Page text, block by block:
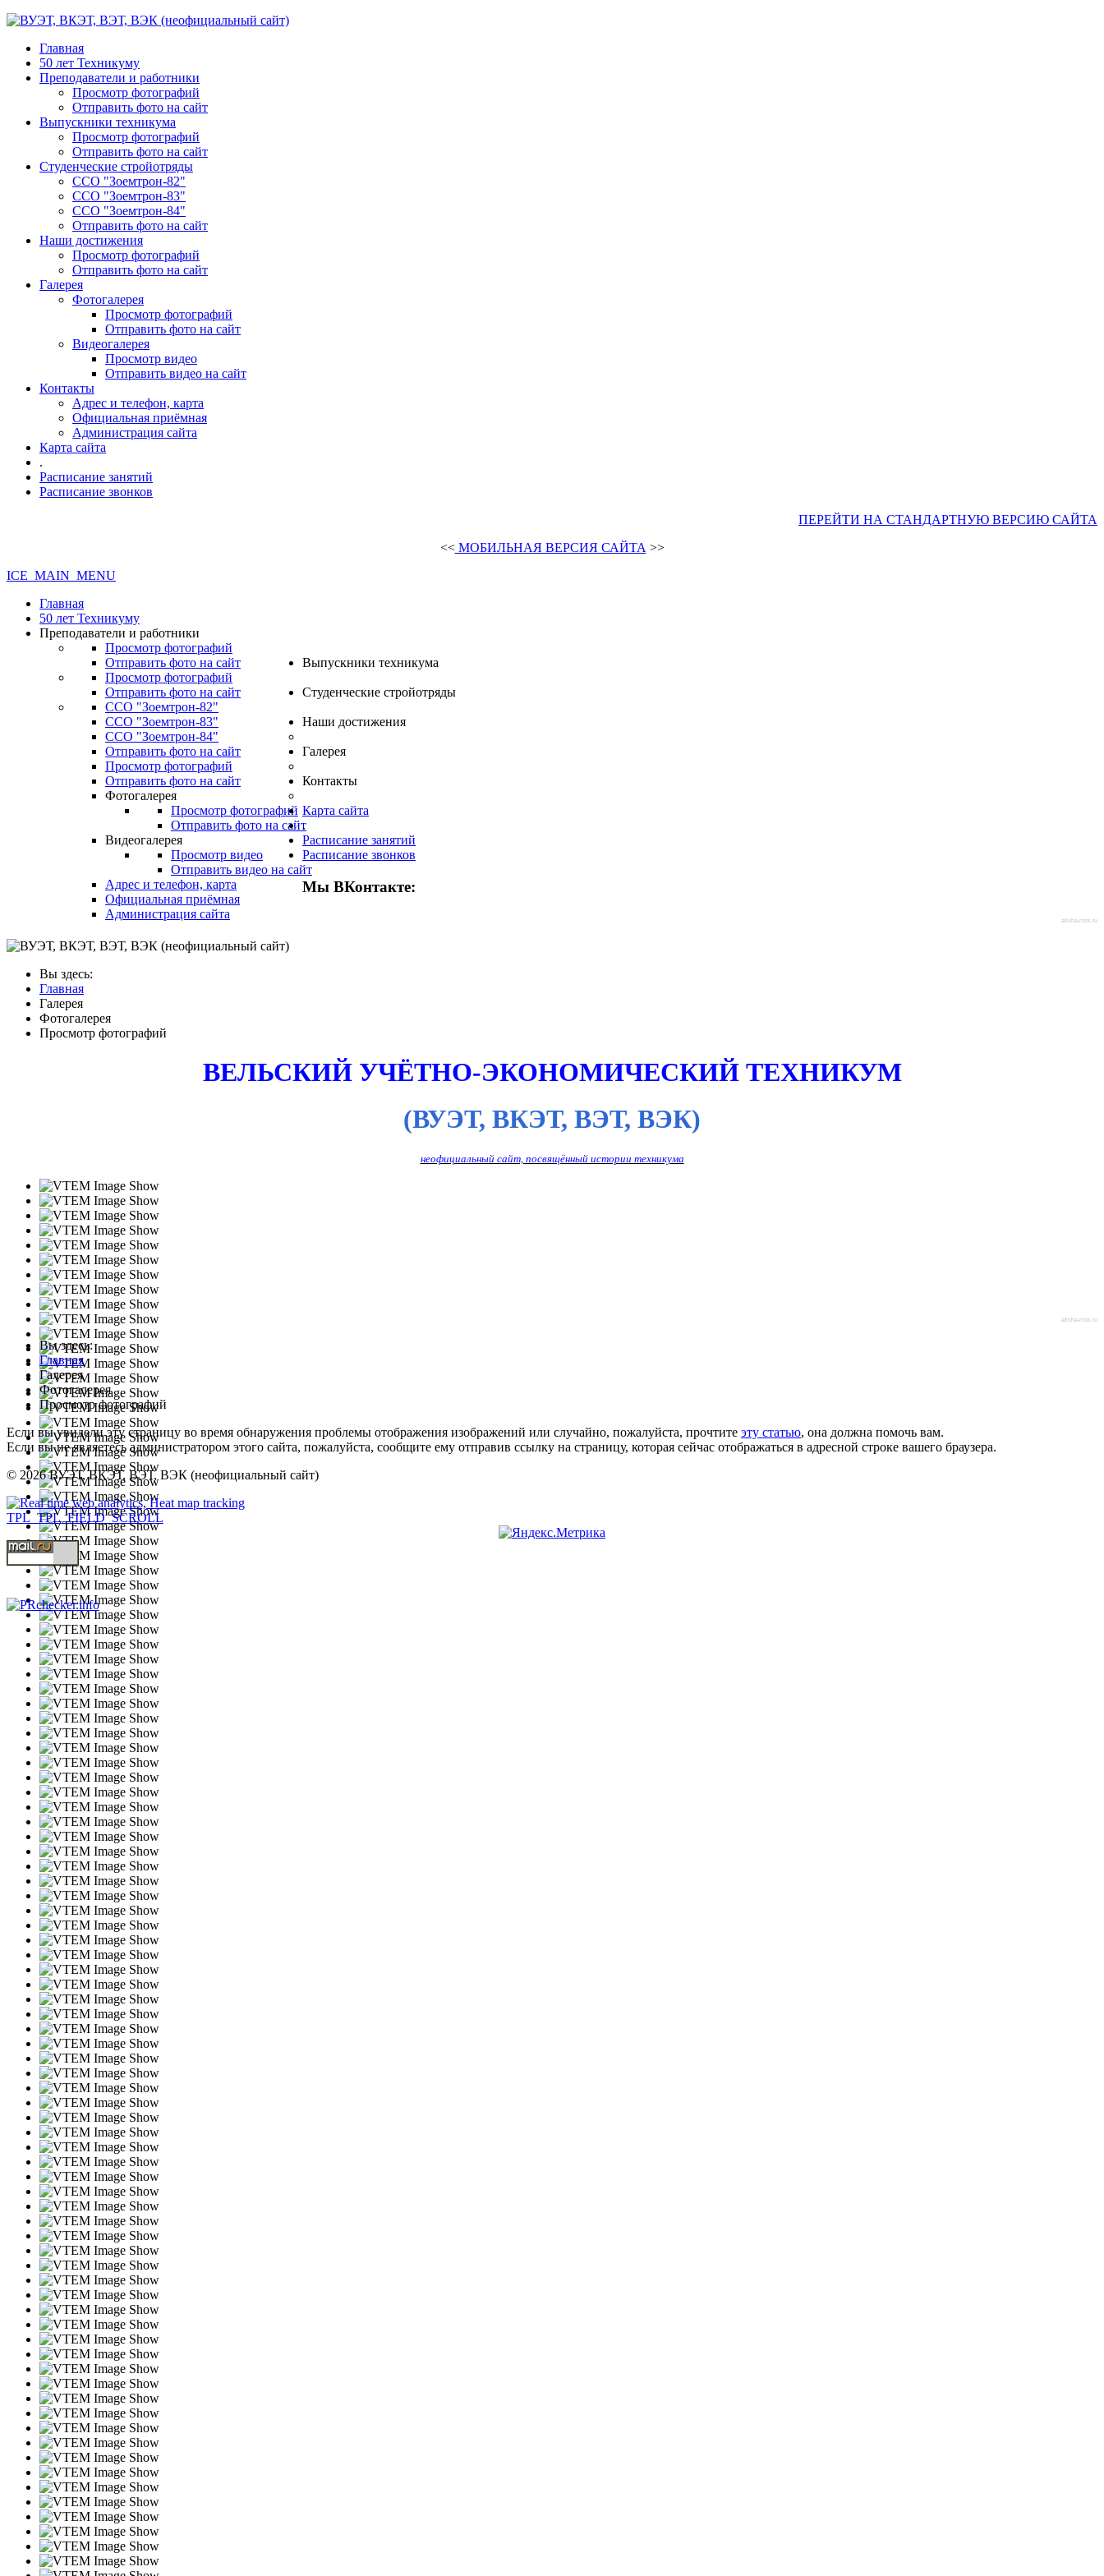
Главная
50 лет Техникуму
Преподаватели и работники
Просмотр фотографий
Отправить фото на сайт
Выпускники техникума
Просмотр фотографий
Отправить фото на сайт
Студенческие стройотряды
ССО "Зоемтрон-82"
ССО "Зоемтрон-83"
ССО "Зоемтрон-84"
Отправить фото на сайт
Наши достижения
Просмотр фотографий
Отправить фото на сайт
Галерея
Фотогалерея
Просмотр фотографий
Отправить фото на сайт
Видеогалерея
Просмотр видео
Отправить видео на сайт
Контакты
Адрес и телефон, карта
Официальная приёмная
Администрация сайта
Карта сайта
.
Расписание занятий
Расписание звонков
ПЕРЕЙТИ НА СТАНДАРТНУЮ ВЕРСИЮ САЙТА
<<МОБИЛЬНАЯ ВЕРСИЯ САЙТА >>
ICE_MAIN_MENU
Главная
50 лет Техникуму
Преподаватели и работники
Просмотр фотографий
Отправить фото на сайт
Выпускники техникума
Просмотр фотографий
Отправить фото на сайт
Студенческие стройотряды
ССО "Зоемтрон-82"
ССО "Зоемтрон-83"
ССО "Зоемтрон-84"
Отправить фото на сайт
Наши достижения
Просмотр фотографий
Отправить фото на сайт
Галерея
Фотогалерея
Просмотр фотографий
Отправить фото на сайт
Видеогалерея
Просмотр видео
Отправить видео на сайт
Контакты
Адрес и телефон, карта
Официальная приёмная
Администрация сайта
Карта сайта
.
Расписание занятий
Расписание звонков
Мы ВКонтакте:
afisha-msk.ru
Вы здесь:
Главная
Галерея
Фотогалерея
Просмотр фотографий
ВЕЛЬСКИЙ УЧЁТНО-ЭКОНОМИЧЕСКИЙ ТЕХНИКУМ
(ВУЭТ, ВКЭТ, ВЭТ, ВЭК)
неофициальный сайт, посвящённый истории техникума
afisha-msk.ru
Вы здесь:
Главная
Галерея
Фотогалерея
Просмотр фотографий
Если вы увидели эту страницу во время обнаружения проблемы отображения изображений или случайно, пожалуйста, прочтите эту статью, она должна помочь вам.
Если вы не являетесь администратором этого сайта, пожалуйста, сообщите ему отправив ссылку на страницу, которая сейчас отображаться в адресной строке вашего браузера.
© 2026 ВУЭТ, ВКЭТ, ВЭТ, ВЭК (неофициальный сайт)
TPL_TPL_FIELD_SCROLL